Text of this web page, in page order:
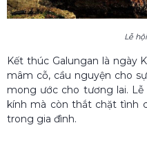
Lễ
Kết thúc Galungan là ngày
mâm cỗ, cầu nguyện cho
mong ước cho tương lai.
kính mà còn thắt chặt tình
trong gia đình.